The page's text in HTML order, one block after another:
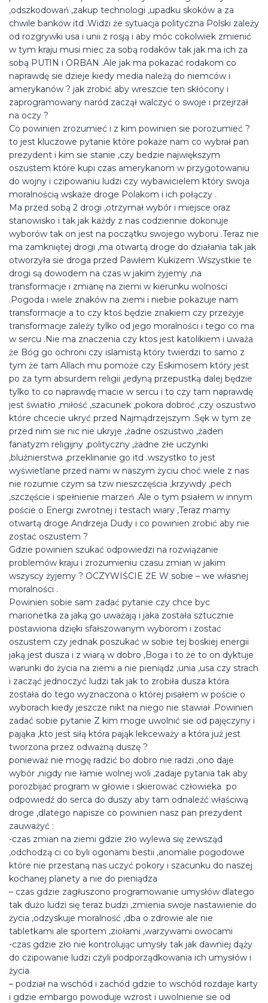
,odszkodowań ,zakup technologi ,upadku skoków a za
chwile banków itd .Widzi że sytuacja polityczna Polski zależy
od rozgrywki usa i unii z rosją i aby móc cokolwiek zmienić
w tym kraju musi miec za sobą rodaków tak jak ma ich za
sobą PUTIN i ORBAN .Ale jak ma pokazać rodakom co
naprawdę sie dzieje kiedy media należą do niemców i
amerykanów ? jak zrobić aby wreszcie ten skłócony i
zaprogramowany naród zaczął walczyć o swoje i przejrzał
na oczy ?
Co powinien zrozumieć i z kim powinien sie porozumieć ?
to jest kluczowe pytanie które pokaże nam co wybrał pan
prezydent i kim sie stanie ,czy bedzie największym
oszustem które kupi czas amerykanom w przygotowaniu
do wojny i czipowaniu ludzi czy wybawicielem który swoja
moralnością wskaże droge Polakom i ich połączy .
Ma przed sobą 2 drogi ,otrzymał wybór i miejsce oraz
stanowisko i tak jak każdy z nas codziennie dokonuje
wyborów tak on jest na początku swojego wyboru .Teraz nie
ma zamkniętej drogi ,ma otwartą droge do działania tak jak
otworzyła sie droga przed Pawłem Kukizem .Wszystkie te
drogi są dowodem na czas w jakim żyjemy ,na
transformacje i zmianę na ziemi w kierunku wolności
.Pogoda i wiele znaków na ziemi i niebie pokazuje nam
transformacje a to czy ktoś będzie znakiem czy przeżyje
transformacje zależy tylko od jego moralności i tego co ma
w sercu .Nie ma znaczenia czy ktos jest katolikiem i uważa
że Bóg go ochroni czy islamistą który twierdzi to samo z
tym że tam Allach mu pomoże czy Eskimosem który jest
po za tym absurdem religii ,jedyną przepustką dalej będzie
tylko to co naprawdę macie w sercu i to czy tam naprawdę
jest światło ,miłość ,szacunek ,pokora dobroć ,czy oszustwo
które chcecie ukryć przed Najmądrzejszym .Sęk w tym ze
przed nim sie nic nie ukryje ,żadne oszustwo ,żaden
fanatyzm religijny ,polityczny ,żadne złe uczynki
,bluźnierstwa ,przeklinanie go itd .wszystko to jest
wyświetlane przed nami w naszym życiu choć wiele z nas
nie rozumie czym sa tzw nieszczęścia ,krzywdy ,pech
,szczęście i spełnienie marzeń .Ale o tym psiałem w innym
poście o Energi zwrotnej i testach wiary ,Teraz mamy
otwartą droge Andrzeja Dudy i co powinien zrobić aby nie
zostać oszustem ?
Gdzie powinien szukać odpowiedzi na rozwiązanie
problemów kraju i zrozumieniu czasu zmian w jakim
wszyscy żyjemy ? OCZYWIŚCIE ŻE W sobie – we własnej
moralności .
Powinien sobie sam zadać pytanie czy chce byc
marionetka za jaką go uważają i jaka została sztucznie
postawiona dzięki sfałszowanym wyborom i zostać
oszustem czy jednak poszukać w sobie tej boskiej energii
jaką jest dusza i z wiarą w dobro ,Boga i to że to on dyktuje
warunki do życia na ziemi a nie pieniądz ,unia ,usa czy strach
i zacząć jednoczyć ludzi tak jak to zrobiła dusza która
została do tego wyznaczona o której pisałem w poście o
wyborach kiedy jeszcze nikt na niego nie stawiał .Powinien
zadać sobie pytanie Z kim moge uwolnić sie od pajęczyny i
pająka ,kto jest siłą która pająk lekceważy a która już jest
tworzona przez odważną duszę ?
ponieważ nie mogę radzić bo dobro nie radzi ,ono daje
wybór ,nigdy nie łamie wolnej woli ,zadaje pytania tak aby
porozbijać program w głowie i skierować człowieka po
odpowiedź do serca do duszy aby tam odnaleźć właściwą
droge ,dlatego napisze co powinien nasz pan prezydent
zauważyć :
-czas zmian na ziemi gdzie zło wylewa się zewsząd
,odchodzą ci co byli ogonami bestii ,anomalie pogodowe
które nie przestaną nas uczyć pokory i szacunku do naszej
kochanej planety a nie do pieniądza
– czas gdzie zagłuszono programowanie umysłów dlatego
tak dużo ludzi się teraz budzi ,zmienia swoje nastawienie do
życia ,odzyskuje moralność ,dba o zdrowie ale nie
tabletkami ale sportem ,ziołami ,warzywami owocami
-czas gdzie zło nie kontrolując umysły tak jak dawniej dąży
do czipowanie ludzi czyli podporządkowania ich umysłów i
życia
– podział na wschód i zachód gdzie to wschód rozdaje karty
i gdzie embargo powoduje wzrost i uwolnienie sie od